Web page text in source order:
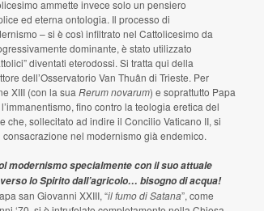
ammette invece solo un pensiero
ed eterna ontologia. Il processo di
– si è così infiltrato nel Cattolicesimo da
dominante, è stato utilizzato
diventati eterodossi. Si tratta qui della
dell’Osservatorio Van Thuân di Trieste. Per
XIII (con la sua Rerum novarum) e soprattutto Papa
fino contro la teologia eretica del
che, sollecitato ad indire il Concilio Vaticano II, si
nel modernismo già endemico.
modernismo specialmente con il suo attuale
lo Spirito dall’agricolo… bisogno di acqua!
san Giovanni XXIII, “il fumo di Satana”, come